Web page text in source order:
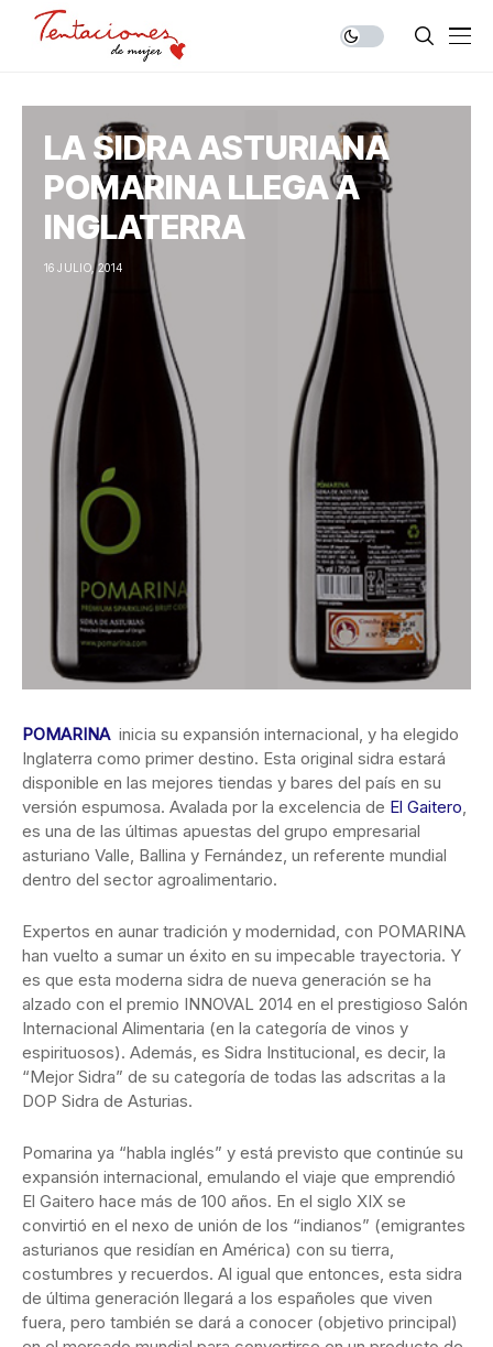
LA SIDRA ASTURIANA
POMARINA LLEGA A
INGLATERRA
16 JULIO, 2014
POMARINAinicia su expansión internacional, y ha elegido
Inglaterra como primer destino. Esta original sidra estará
disponible en las mejores tiendas y bares del país en su
versión espumosa. Avalada por la excelencia de El Gaitero,
es una de las últimas apuestas del grupo empresarial
asturiano Valle, Ballina y Fernández, un referente mundial
dentro del sector agroalimentario.
Expertos en aunar tradición y modernidad, con POMARINA
han vuelto a sumar un éxito en su impecable trayectoria. Y
es que esta moderna sidra de nueva generación se ha
alzado con el premio INNOVAL 2014 en el prestigioso Salón
Internacional Alimentaria (en la categoría de vinos y
espirituosos). Además, es Sidra Institucional, es decir, la
“Mejor Sidra” de su categoría de todas las adscritas a la
DOP Sidra de Asturias.
Pomarina ya “habla inglés” y está previsto que continúe su
expansión internacional, emulando el viaje que emprendió
El Gaitero hace más de 100 años. En el siglo XIX se
convirtió en el nexo de unión de los “indianos” (emigrantes
asturianos que residían en América) con su tierra,
costumbres y recuerdos. Al igual que entonces, esta sidra
de última generación llegará a los españoles que viven
fuera, pero también se dará a conocer (objetivo principal)